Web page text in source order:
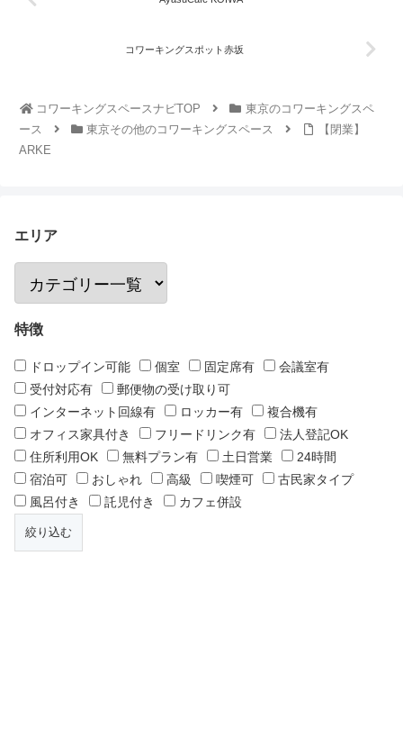
コワーキングスポット赤坂
コワーキングスペースナビTOP
東京のコワーキングスペ
ース
東京その他のコワーキングスペース
【閉業】
ARKE
エリア
特徴
ドロップイン可能 個室 固定席有
会議室有
受付対応有
郵便物の受け取り可
インターネット回線有
ロッカー有
複合機有
オフィス家具付き
フリードリンク有
法人登記OK
住所利用OK
無料プラン有 土日営業
24時間
宿泊可
おしゃれ 高級 喫煙可
古民家タイプ
風呂付き
託児付き カフェ併設